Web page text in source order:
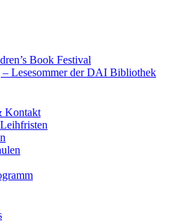
Book Festival
– Lesesommer der DAI Bibliothek
Kontakt